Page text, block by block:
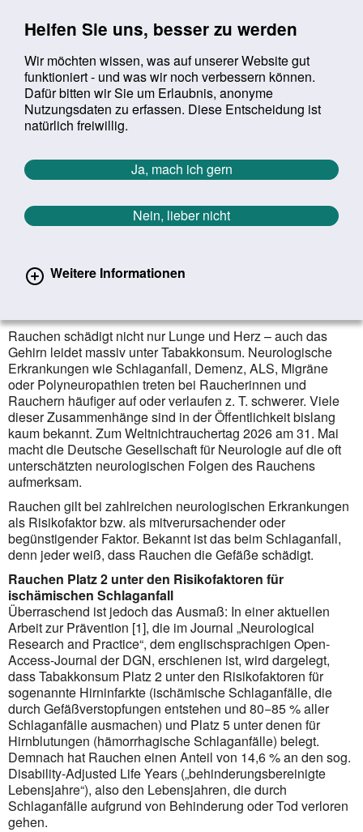
Helfen Sie uns, besser zu werden
Wir möchten wissen, was auf unserer Website gut
funktioniert - und was wir noch verbessern können.
Dafür bitten wir Sie um Erlaubnis, anonyme
Nutzungsdaten zu erfassen. Diese Entscheidung ist
natürlich freiwillig.
Ja, mach ich gern
Nein, lieber nicht
Weitere Informationen
Suchbegriff:
Sie befinden sich hier:
Startseite Aktuelles Aktuelle Meldungen
Aktuelle Meldungen
Zurück zur Übersicht erster
vorheriger
14/1627
Weltnichtrauchertag: Rauchen
Rauchen schädigt nicht nur Lunge und Herz – auch das
Gehirn leidet massiv unter Tabakkonsum. Neurologische
Erkrankungen wie Schlaganfall, Demenz, ALS, Migräne
oder Polyneuropathien treten bei Raucherinnen und
Rauchern häufiger auf oder verlaufen z. T. schwerer. Viele
dieser Zusammenhänge sind in der Öffentlichkeit bislang
kaum bekannt. Zum Weltnichtrauchertag 2026 am 31. Mai
macht die Deutsche Gesellschaft für Neurologie auf die oft
unterschätzten neurologischen Folgen des Rauchens
aufmerksam.
Rauchen gilt bei zahlreichen neurologischen Erkrankungen
als Risikofaktor bzw. als mitverursachender oder
begünstigender Faktor. Bekannt ist das beim Schlaganfall,
denn jeder weiß, dass Rauchen die Gefäße schädigt.
Rauchen Platz 2 unter den Risikofaktoren für
ischämischen Schlaganfall
Überraschend ist jedoch das Ausmaß: In einer aktuellen
Arbeit zur Prävention [1], die im Journal „Neurological
Research and Practice“, dem englischsprachigen Open-
Access-Journal der DGN, erschienen ist, wird dargelegt,
dass Tabakkonsum Platz 2 unter den Risikofaktoren für
sogenannte Hirninfarkte (ischämische Schlaganfälle, die
durch Gefäßverstopfungen entstehen und 80−85 % aller
Schlaganfälle ausmachen) und Platz 5 unter denen für
Hirnblutungen (hämorrhagische Schlaganfälle) belegt.
Demnach hat Rauchen einen Anteil von 14,6 % an den sog.
Disability-Adjusted Life Years („behinderungsbereinigte
Lebensjahre“), also den Lebensjahren, die durch
Schlaganfälle aufgrund von Behinderung oder Tod verloren
gehen.